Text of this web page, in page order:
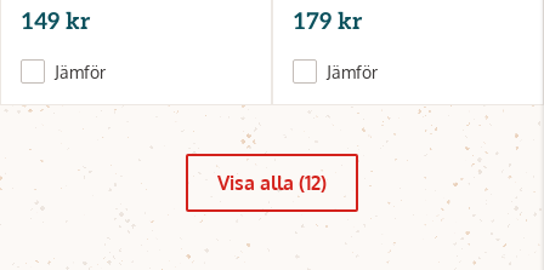
149 kr
Jämför
179 kr
Jämför
Visa alla (12)